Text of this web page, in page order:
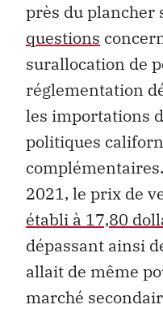
près du plancher
questions
surallocation de
réglementation
les importations
politiques
2021, le prix de
établi à 17,80
dépassant ainsi
allait de même
marché